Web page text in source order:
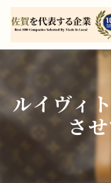
ルイヴィ
さ